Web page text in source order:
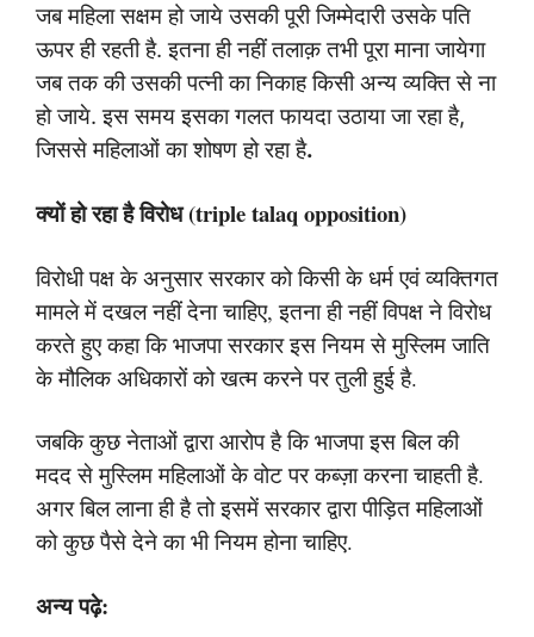
जब महिला सक्षम हो जाये उसकी पूरी जिम्मेदारी उसके पति
ऊपर ही रहती है. इतना ही नहीं तलाक़ तभी पूरा माना जायेगा
जब तक की उसकी पत्नी का निकाह किसी अन्य व्यक्ति से ना
हो जाये. इस समय इसका गलत फायदा उठाया जा रहा है,
जिससे महिलाओं का शोषण हो रहा है.
क्यों हो रहा है विरोध (triple talaq opposition)
विरोधी पक्ष के अनुसार सरकार को किसी के धर्म एवं व्यक्तिगत
मामले में दखल नहीं देना चाहिए, इतना ही नहीं विपक्ष ने विरोध
करते हुए कहा कि भाजपा सरकार इस नियम से मुस्लिम जाति
के मौलिक अधिकारों को खत्म करने पर तुली हुई है.
जबकि कुछ नेताओं द्वारा आरोप है कि भाजपा इस बिल की
मदद से मुस्लिम महिलाओं के वोट पर कब्ज़ा करना चाहती है.
अगर बिल लाना ही है तो इसमें सरकार द्वारा पीड़ित महिलाओं
को कुछ पैसे देने का भी नियम होना चाहिए.
अन्य पढ़े: